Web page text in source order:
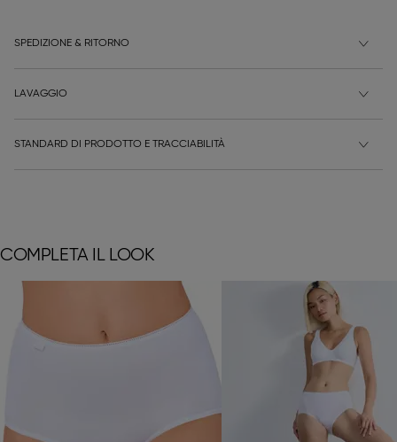
SPEDIZIONE & RITORNO
LAVAGGIO
STANDARD DI PRODOTTO E TRACCIABILITÀ
COMPLETA IL LOOK